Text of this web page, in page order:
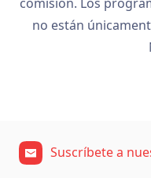
no están
Suscríbete a